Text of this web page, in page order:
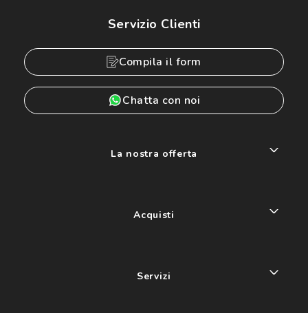
Servizio Clienti
Compila il form
Chatta con noi
La nostra offerta
Acquisti
Servizi